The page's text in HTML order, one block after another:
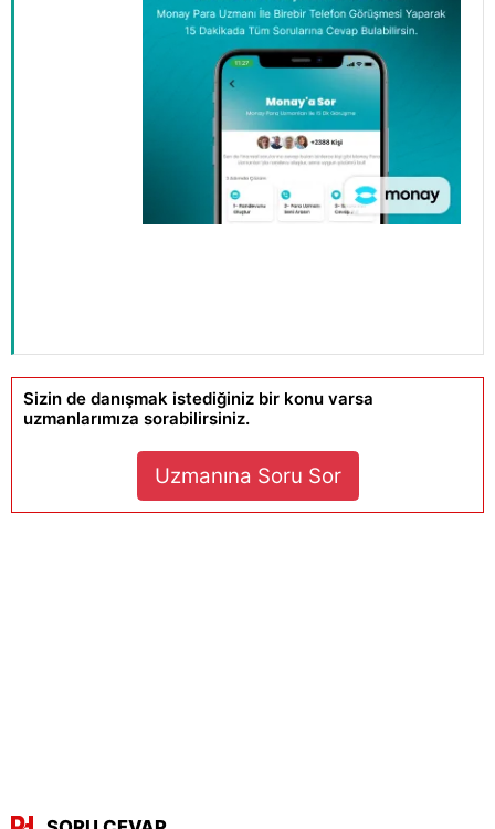
Sizin de danışmak istediğiniz bir konu varsa
uzmanlarımıza sorabilirsiniz.
Uzmanına Soru Sor